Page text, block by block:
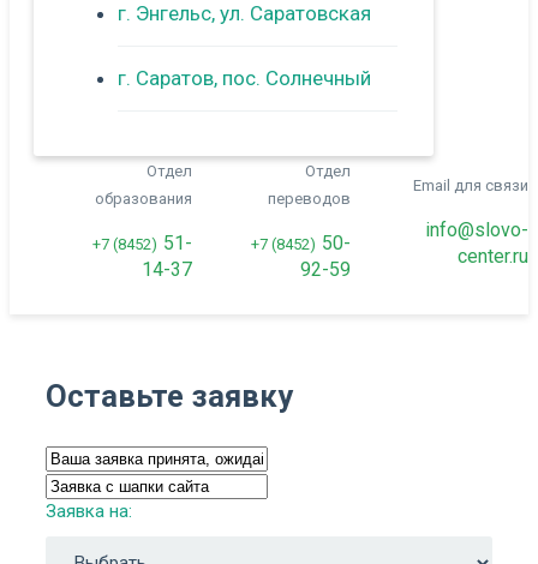
г. Энгельс, ул. Саратовская
г. Саратов, пос. Солнечный
Отдел
образования
+7 (8452) 51-
14-37
Отдел
переводов
+7 (8452) 50-
92-59
Email для связи
info@slovo-
center.ru
Оставьте заявку
Заявка на: